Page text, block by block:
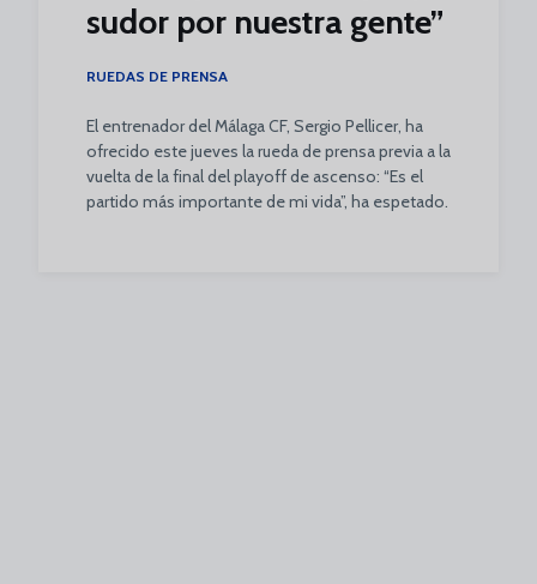
sudor por nuestra gente”
RUEDAS DE PRENSA
El entrenador del Málaga CF, Sergio Pellicer, ha
ofrecido este jueves la rueda de prensa previa a la
vuelta de la final del playoff de ascenso: “Es el
partido más importante de mi vida”, ha espetado.